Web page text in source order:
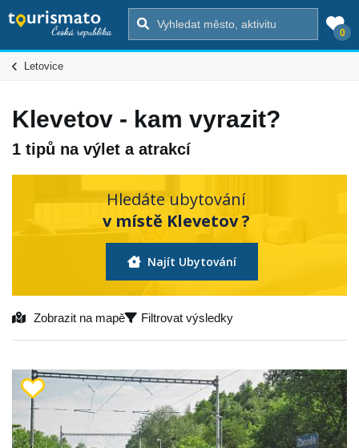
0
Letovice
Klevetov - kam vyrazit?
1 tipů na výlet a atrakcí
Hledáte ubytování
v místě Klevetov ?
Najít Ubytování
Zobrazit na mapě Filtrovat výsledky